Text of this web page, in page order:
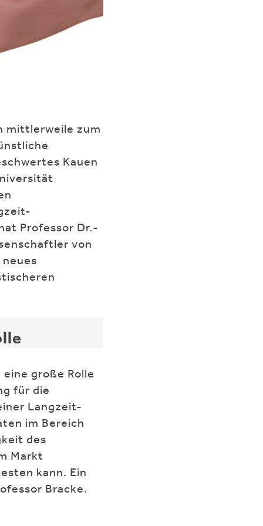
mittlerweile zum
Kauen
Professor Dr.-
von
große Rolle
für die
Langzeit-
im Bereich
des
Markt
kann. Ein
Bracke.